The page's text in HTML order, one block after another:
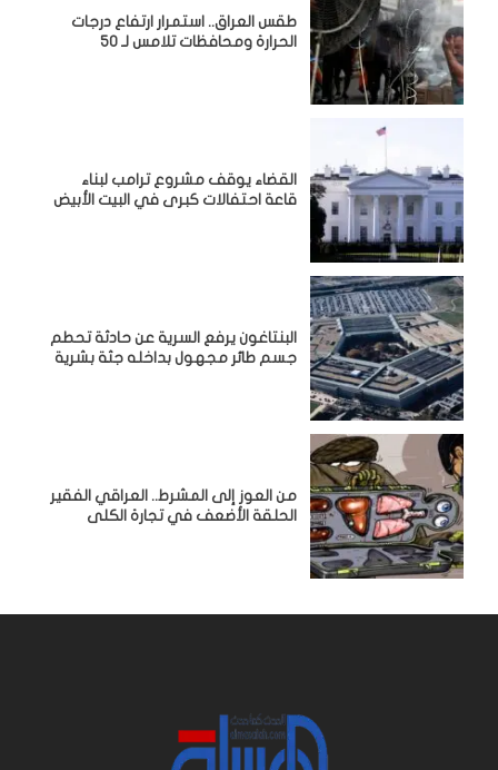
طقس العراق.. استمرار ارتفاع درجات
الحرارة ومحافظات تلامس لـ 50
القضاء يوقف مشروع ترامب لبناء
قاعة احتفالات كبرى في البيت الأبيض
البنتاغون يرفع السرية عن حادثة تحطم
جسم طائر مجهول بداخله جثة بشرية
من العوز إلى المشرط.. العراقي الفقير
الحلقة الأضعف في تجارة الكلى